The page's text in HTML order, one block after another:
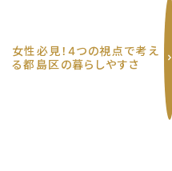
女性必見！4つの視点で考え
る都島区の暮らしやすさ